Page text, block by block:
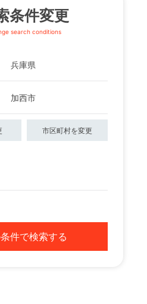
条件変更
search conditions
兵庫県
加西市
市区町村を変更
件で検索する